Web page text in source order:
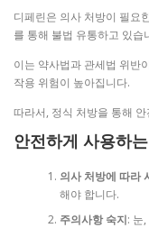
디페린은 의사 처방이 필요
를 통해 불법 유통하고 있습
이는 약사법과 관세법 위반
작용 위험이 높아집니다.
따라서, 정식 처방을 통해
안전하게 사용하
의사 처방에 따라
해야 합니다.
주의사항 숙지: 눈